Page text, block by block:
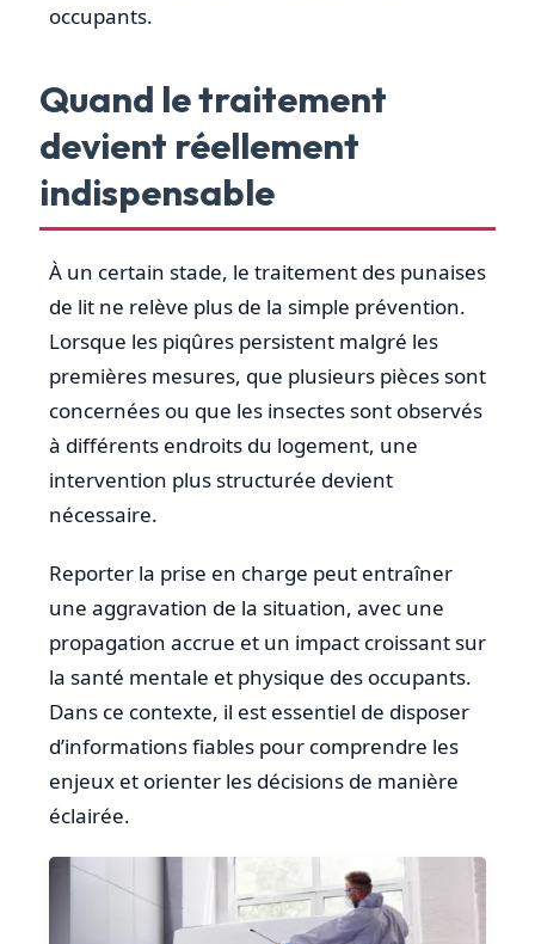
occupants.
Quand le traitement
devient réellement
indispensable
À un certain stade, le traitement des punaises
de lit ne relève plus de la simple prévention.
Lorsque les piqûres persistent malgré les
premières mesures, que plusieurs pièces sont
concernées ou que les insectes sont observés
à différents endroits du logement, une
intervention plus structurée devient
nécessaire.
Reporter la prise en charge peut entraîner
une aggravation de la situation, avec une
propagation accrue et un impact croissant sur
la santé mentale et physique des occupants.
Dans ce contexte, il est essentiel de disposer
d’informations fiables pour comprendre les
enjeux et orienter les décisions de manière
éclairée.